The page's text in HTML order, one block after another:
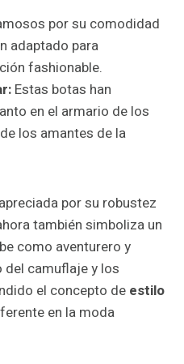
por su comodidad
adaptado para
fashionable.
Estas botas han
en el armario de los
los amantes de la
por su robustez
también simboliza un
como aventurero y
del camuflaje y los
el concepto deestilo
en la moda